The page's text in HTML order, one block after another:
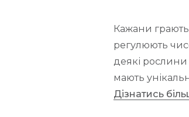
Кажани
регулюють
деякі
мають
Дізнатись